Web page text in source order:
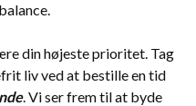
din højeste prioritet. Tag
liv ved at bestille en tid
. Vi ser frem til at byde